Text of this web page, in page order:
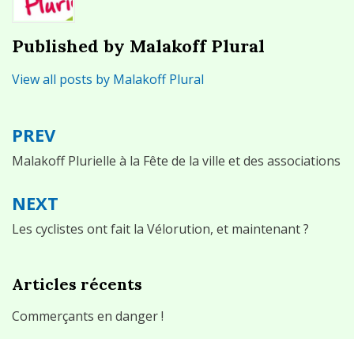
Published by Malakoff Plural
View all posts by Malakoff Plural
Navigation
de
PREV
Malakoff Plurielle à la Fête de la ville et des associations
NEXT
Les cyclistes ont fait la Vélorution, et maintenant ?
Articles récents
Commerçants en danger !